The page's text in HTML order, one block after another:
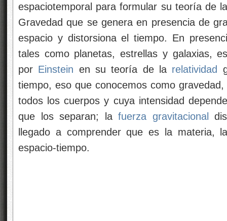
espaciotemporal para formular su teoría de
Gravedad que se genera en presencia de
espacio y distorsiona el tiempo. En
tales como planetas, estrellas y galaxias,
por Einstein en su teoría de la relatividad
tiempo, eso que conocemos como
todos los cuerpos y cuya intensidad
que los separan; la fuerza gravitacional
llegado a comprender que es la materia,
espacio-tiempo.